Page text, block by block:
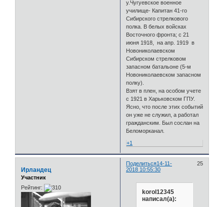
у.Чугуевское военное
училище- Капитан 41-го
Сибирского стрелкового
полка. В белых войсках
Восточного фронта; с 21
июня 1918, на апр. 1919 в
Новониколаевском
Сибирском стрелковом
запасном батальоне (5-м
Новониколаевском запасном
полку).
Взят в плен, на особом учете
с 1921 в Харьковском ГПУ.
Ясно, что после этих событий
он уже не служил, а работал
гражданским. Был сослан на
Беломорканал.
+1
Поделиться 25
14-11-
2018 10:55:30
Ирландец
Участник
Рейтинг:
korol12345
написал(а):